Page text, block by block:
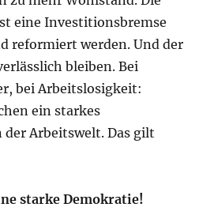
eine Investitionsbremse
reformiert werden. Und der
bleiben. Bei
bei Arbeitslosigkeit:
ein starkes
Arbeitswelt. Das gilt
starke Demokratie!